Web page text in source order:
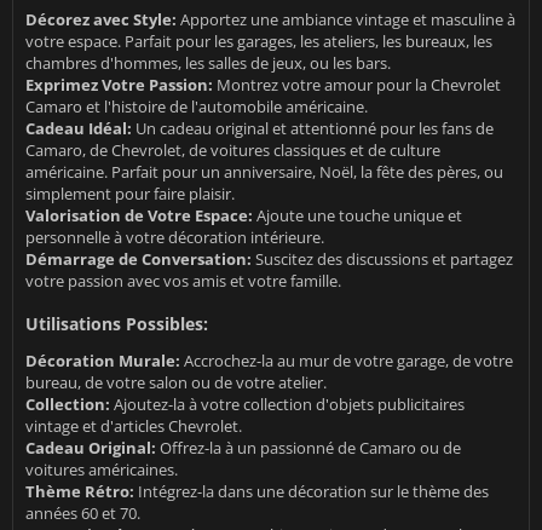
Décorez avec Style: Apportez une ambiance vintage et masculine à
votre espace. Parfait pour les garages, les ateliers, les bureaux, les
chambres d'hommes, les salles de jeux, ou les bars.
Exprimez Votre Passion: Montrez votre amour pour la Chevrolet
Camaro et l'histoire de l'automobile américaine.
Cadeau Idéal: Un cadeau original et attentionné pour les fans de
Camaro, de Chevrolet, de voitures classiques et de culture
américaine. Parfait pour un anniversaire, Noël, la fête des pères, ou
simplement pour faire plaisir.
Valorisation de Votre Espace: Ajoute une touche unique et
personnelle à votre décoration intérieure.
Démarrage de Conversation: Suscitez des discussions et partagez
votre passion avec vos amis et votre famille.
Utilisations Possibles:
Décoration Murale: Accrochez-la au mur de votre garage, de votre
bureau, de votre salon ou de votre atelier.
Collection: Ajoutez-la à votre collection d'objets publicitaires
vintage et d'articles Chevrolet.
Cadeau Original: Offrez-la à un passionné de Camaro ou de
voitures américaines.
Thème Rétro: Intégrez-la dans une décoration sur le thème des
années 60 et 70.